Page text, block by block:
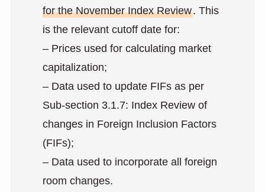
for the November Index Review. This
is the relevant cutoff date for:
– Prices used for calculating market
capitalization;
– Data used to update FIFs as per
Sub-section 3.1.7: Index Review of
changes in Foreign Inclusion Factors
(FIFs);
– Data used to incorporate all foreign
room changes.